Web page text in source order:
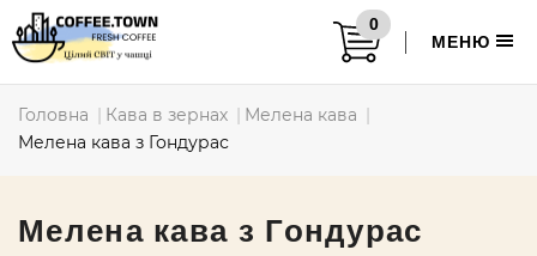
0
МЕНЮ
Головна Кава в зернах
Мелена кава
Мелена кава з Гондурас
Мелена кава з Гондурас